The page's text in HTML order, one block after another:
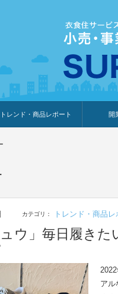
トレンド・商品レポート 開
カテゴリ： トレンド・商品レ
ュウ」毎日履き
アル